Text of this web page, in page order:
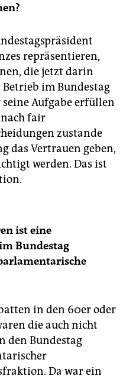
repräsentieren,
die jetzt darin
im Bundestag
seine Aufgabe erfüllen
fair
zustande
das Vertrauen geben,
werden. Das ist
ist eine
Bundestag
in den 60er oder
die auch nicht
den Bundestag
Da war ein